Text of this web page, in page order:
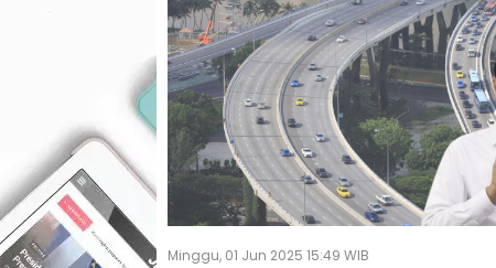
Minggu, 01 Jun 2025 15:49 WIB